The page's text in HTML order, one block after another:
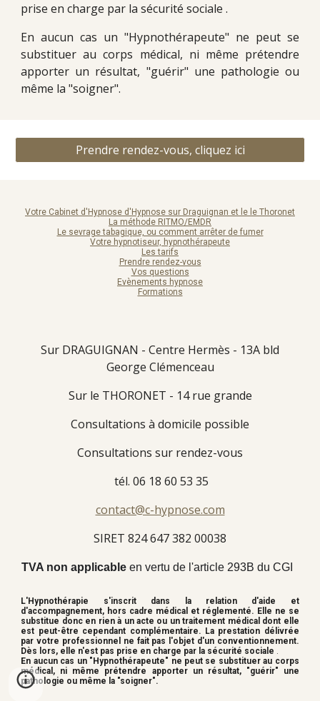
prise en charge par la sécurité sociale .
En aucun cas un "Hypnothérapeute" ne peut se
substituer au corps médical, ni même prétendre
apporter un résultat, "guérir" une pathologie ou
même la "soigner".
Prendre rendez-vous, cliquez ici
Votre Cabinet d'Hypnose d'Hypnose sur Draguignan et le le Thoronet
La méthode RITMO/EMDR
Le sevrage tabagique, ou comment arrêter de fumer
Votre hypnotiseur, hypnothérapeute
Les tarifs
Prendre rendez-vous
Vos questions
Evènements hypnose
Formations
Sur DRAGUIGNAN - Centre Hermès - 13A bld
George Clémenceau
Sur le THORONET - 14 rue grande
Consultations à domicile possible
Consultations sur rendez-vous
tél. 06 18 60 53 35
contact@c-hypnose.com
SIRET 824 647 382 00038
TVA non applicable en vertu de l'article 293B du CGI
L'Hypnothérapie s'inscrit dans la relation d'aide et
d'accompagnement, hors cadre médical et réglementé. Elle ne se
substitue donc en rien à un acte ou un traitement médical dont elle
est peut-être cependant complémentaire. La prestation délivrée
par votre professionnel ne fait pas l'objet d'un conventionnement.
Dès lors, elle n'est pas prise en charge par la sécurité sociale .
En aucun cas un "Hypnothérapeute" ne peut se substituer au corps
médical, ni même prétendre apporter un résultat, "guérir" une
pathologie ou même la "soigner".